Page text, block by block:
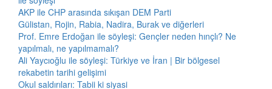
AKP ile CHP arasında sıkışan DEM Parti
Gülistan, Rojin, Rabia, Nadira, Burak ve diğerleri
Prof. Emre Erdoğan ile söyleşi: Gençler neden hınçlı? Ne
yapılmalı, ne yapılmamalı?
Ali Yaycıoğlu ile söyleşi: Türkiye ve İran | Bir bölgesel
rekabetin tarihi gelişimi
Okul saldırıları: Tabii ki siyasi